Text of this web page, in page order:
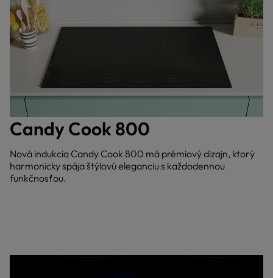
Candy Cook 800
Nová indukcia Candy Cook 800 má prémiový dizajn, ktorý
harmonicky spája štýlovú eleganciu s každodennou
funkčnosťou.